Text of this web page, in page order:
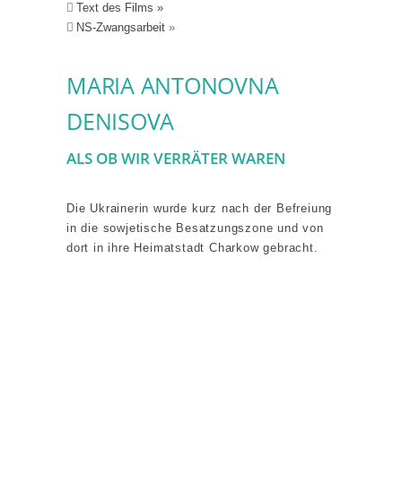
Text des Films »
NS-Zwangsarbeit »
MARIA ANTONOVNA
DENISOVA
ALS OB WIR VERRÄTER WAREN
Die Ukrainerin wurde kurz nach der Befreiung
in die sowjetische Besatzungszone und von
dort in ihre Heimatstadt Charkow gebracht.